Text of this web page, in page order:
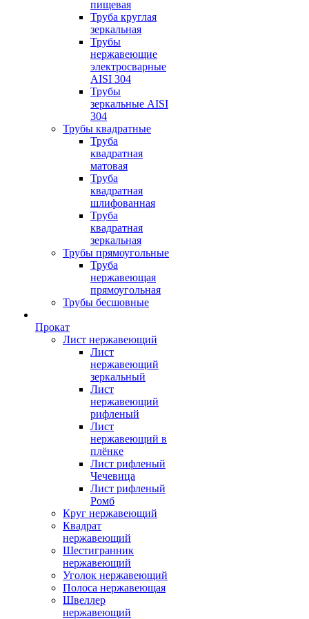
пищевая
Труба круглая
зеркальная
Трубы
нержавеющие
электросварные
AISI 304
Трубы
зеркальные AISI
304
Трубы квадратные
Труба
квадратная
матовая
Труба
квадратная
шлифованная
Труба
квадратная
зеркальная
Трубы прямоугольные
Труба
нержавеющая
прямоугольная
Трубы бесшовные
Прокат
Лист нержавеющий
Лист
нержавеющий
зеркальный
Лист
нержавеющий
рифленый
Лист
нержавеющий в
плёнке
Лист рифленый
Чечевица
Лист рифленый
Ромб
Круг нержавеющий
Квадрат
нержавеющий
Шестигранник
нержавеющий
Уголок нержавеющий
Полоса нержавеющая
Швеллер
нержавеющий